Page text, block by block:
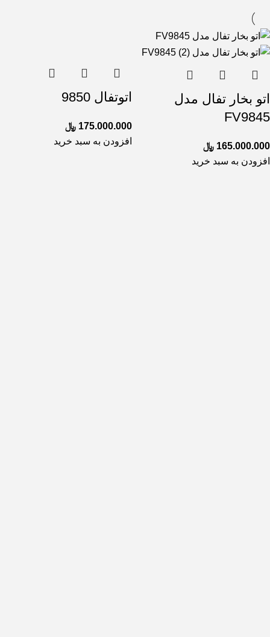
اتو بخار تفال مدل
FV9845
165.000.000 ﷼
افزودن به سبد خرید
اتوتفال 9850
175.000.000 ﷼
افزودن به سبد خرید